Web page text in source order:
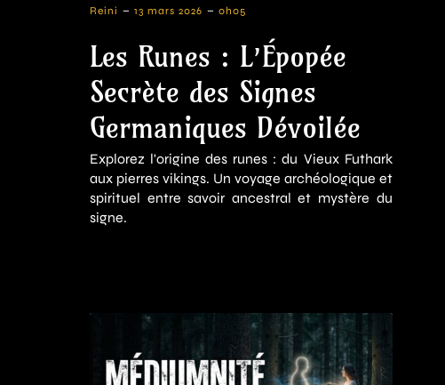
Reini - 13 mars 2026 - 0h05
Les Runes : L’Épopée
Secrète des Signes
Germaniques Dévoilée
Explorez l'origine des runes : du Vieux Futhark
aux pierres vikings. Un voyage archéologique et
spirituel entre savoir ancestral et mystère du
signe.